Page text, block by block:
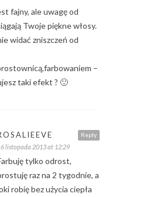
fajny, ale uwagę od
Twoje piękne włosy.
widać zniszczeń od
–
taki efekt ? 🙂
Reply
listopada 2013 at 12:29
tylko odrost,
raz na 2 tygodnie, a
robię bez użycia ciepła